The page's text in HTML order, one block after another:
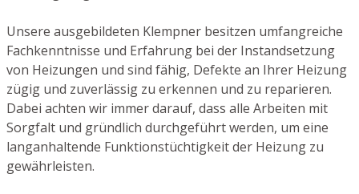
Unsere ausgebildeten Klempner besitzen umfangreiche
Fachkenntnisse und Erfahrung bei der Instandsetzung
von Heizungen und sind fähig, Defekte an Ihrer Heizung
zügig und zuverlässig zu erkennen und zu reparieren.
Dabei achten wir immer darauf, dass alle Arbeiten mit
Sorgfalt und gründlich durchgeführt werden, um eine
langanhaltende Funktionstüchtigkeit der Heizung zu
gewährleisten.